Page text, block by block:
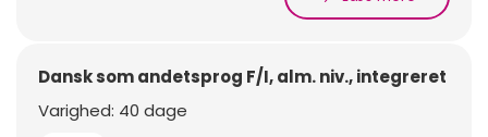
Dansk som andetsprog F/I, alm. niv., integreret
Varighed: 40 dage